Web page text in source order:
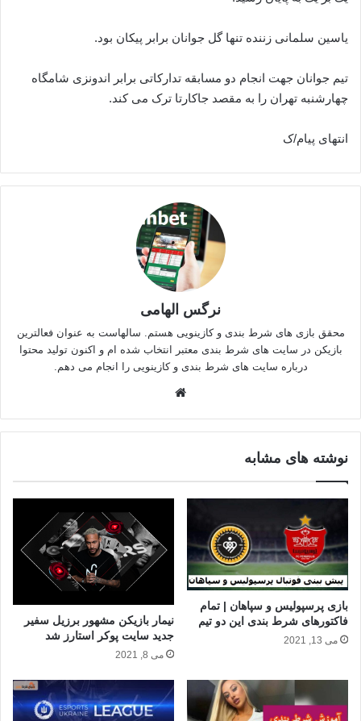
یاسین سلمانى زننده تنها گل جوانان برابر پیکان بود.
تیم جوانان جهت انجام دو مسابقه تدارکاتى برابر اندونزى شامگاه
چهارشنبه تهران را به مقصد جاکارتا ترک مى کند.
انتهای پیام/ک
نرگس الهامی
محقق بازی های شرط بندی و کازینویی هستم. سالهاست به عنوان فعالترین
بازیکن در سایت های شرط بندی معتبر انتخاب شده ام و اکنون تولید محتوا
درباره سایت های شرط بندی و کازینویی را انجام می دهم.
نوشته های مشابه
بازی پرسپولیس و سپاهان | تمام
فاکتورهای شرط بندی این دو تیم
می 13, 2021
نیمار بازیکن مشهور برزیل سفیر
جدید سایت پوکر استارز شد
می 8, 2021